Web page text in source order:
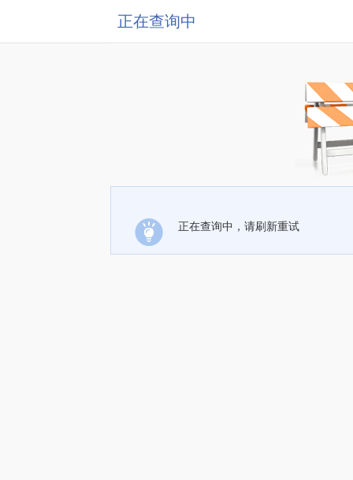
正在查询中
正在查询中，请刷新重试